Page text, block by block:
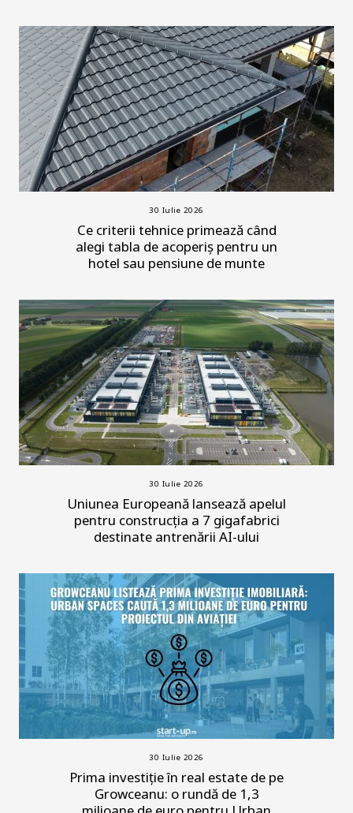
30 Iulie 2026
Ce criterii tehnice primează când
alegi tabla de acoperiș pentru un
hotel sau pensiune de munte
30 Iulie 2026
Uniunea Europeană lansează apelul
pentru construcția a 7 gigafabrici
destinate antrenării AI-ului
30 Iulie 2026
Prima investiție în real estate de pe
Growceanu: o rundă de 1,3